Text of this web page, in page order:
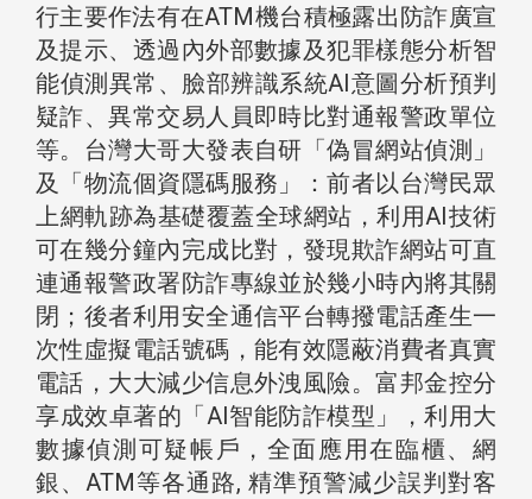
行主要作法有在ATM機台積極露出防詐廣宣
及提示、透過內外部數據及犯罪樣態分析智
能偵測異常、臉部辨識系統AI意圖分析預判
疑詐、異常交易人員即時比對通報警政單位
等。台灣大哥大發表自研「偽冒網站偵測」
及「物流個資隱碼服務」：前者以台灣民眾
上網軌跡為基礎覆蓋全球網站，利用AI技術
可在幾分鐘內完成比對，發現欺詐網站可直
連通報警政署防詐專線並於幾小時內將其關
閉；後者利用安全通信平台轉撥電話產生一
次性虛擬電話號碼，能有效隱蔽消費者真實
電話，大大減少信息外洩風險。富邦金控分
享成效卓著的「AI智能防詐模型」，利用大
數據偵測可疑帳戶，全面應用在臨櫃、網
銀、ATM等各通路, 精準預警減少誤判對客